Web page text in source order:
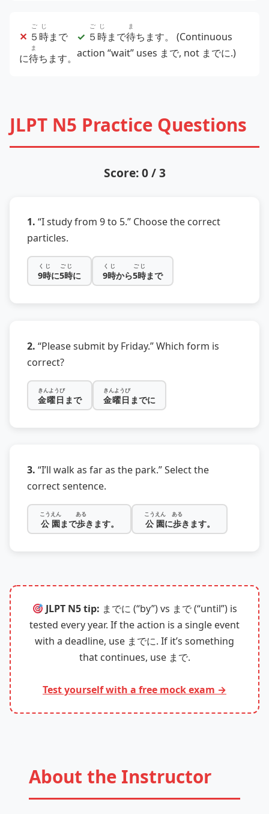
✕ ５時
ごじ
まで
に待
ま
ちます。
✓ ５時
ごじ
まで待
ま
ちます。
(Continuous
action “wait” uses まで, not までに.)
JLPT N5 Practice Questions
Score: 0 / 3
1. “I study from 9 to 5.” Choose the correct
particles.
9時
くじ
に5時
ごじ
に 9時
くじ
から5時
ごじ
まで
2. “Please submit by Friday.” Which form is
correct?
金曜日
きんようび
まで 金曜日
きんようび
までに
3. “I’ll walk as far as the park.” Select the
correct sentence.
公園
こうえん
まで歩
ある
きます。 公園
こうえん
に歩
ある
きます。
JLPT N5 tip: までに (“by”) vs まで (“until”) is
tested every year. If the action is a single event
with a deadline, use までに. If it’s something
that continues, use まで.
Test yourself with a free mock exam →
About the Instructor